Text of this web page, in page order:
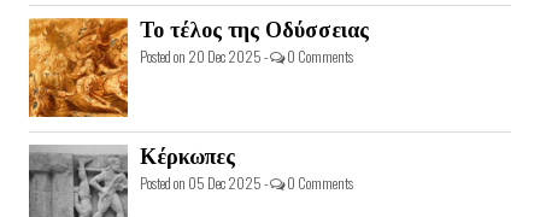
Το τέλος της Οδύσσειας
Posted on 20 Dec 2025 - 0 Comments
Κέρκωπες
Posted on 05 Dec 2025 - 0 Comments